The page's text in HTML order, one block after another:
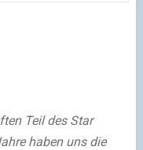
Teil des Star
haben uns die